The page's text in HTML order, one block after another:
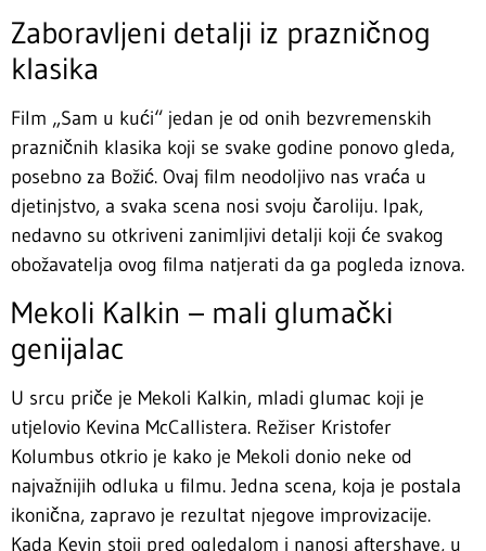
Zaboravljeni detalji iz prazničnog
klasika
Film „Sam u kući“ jedan je od onih bezvremenskih
prazničnih klasika koji se svake godine ponovo gleda,
posebno za Božić. Ovaj film neodoljivo nas vraća u
djetinjstvo, a svaka scena nosi svoju čaroliju. Ipak,
nedavno su otkriveni zanimljivi detalji koji će svakog
obožavatelja ovog filma natjerati da ga pogleda iznova.
Mekoli Kalkin – mali glumački
genijalac
U srcu priče je Mekoli Kalkin, mladi glumac koji je
utjelovio Kevina McCallistera. Režiser Kristofer
Kolumbus otkrio je kako je Mekoli donio neke od
najvažnijih odluka u filmu. Jedna scena, koja je postala
ikonična, zapravo je rezultat njegove improvizacije.
Kada Kevin stoji pred ogledalom i nanosi aftershave, u